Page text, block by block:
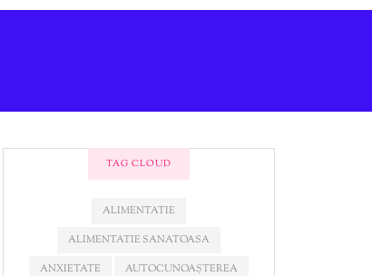
TAG CLOUD
ALIMENTATIE
ALIMENTATIE SANATOASA
ANXIETATE
AUTOCUNOAȘTEREA